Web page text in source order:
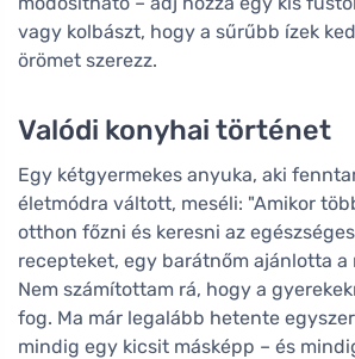
vagy kolbászt, hogy a sűrűbb ízek
örömet szerezz.
Valódi konyhai történet
Egy kétgyermekes anyuka, aki
életmódra váltott, meséli: "Amikor
otthon főzni és keresni az
recepteket, egy barátnőm ajánlotta a
Nem számítottam rá, hogy a
fog. Ma már legalább hetente
mindig egy kicsit másképp – és